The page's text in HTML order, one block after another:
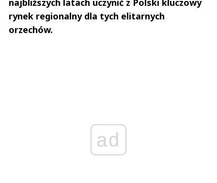
najbliższych latach uczynić z Polski kluczowy
rynek regionalny dla tych elitarnych
orzechów.
ad